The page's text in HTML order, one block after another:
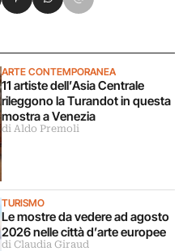
ARTE CONTEMPORANEA
11 artiste dell’Asia Centrale
rileggono la Turandot in questa
mostra a Venezia
di Aldo Premoli
TURISMO
Le mostre da vedere ad agosto
2026 nelle città d’arte europee
di Claudia Giraud